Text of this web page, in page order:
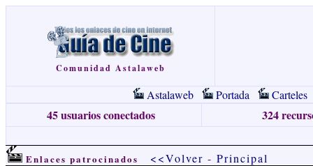
Comunidad Astalaweb
Astalaweb Portada Carteles
45 usuarios conectados 324
Enlaces patrocinados <<Volver - Principal